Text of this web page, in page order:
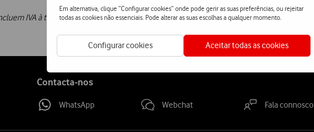
Em alternativa, clique “Configurar cookies” onde pode gerir as suas preferências, ou rejeitar
todas as cookies não essenciais. Pode alterar as suas escolhas a qualquer momento.
Configurar cookies Aceitar todas as cookies
IVA à taxa legal em vigor.
Contacta-nos
WhatsApp Webchat Fala connosco